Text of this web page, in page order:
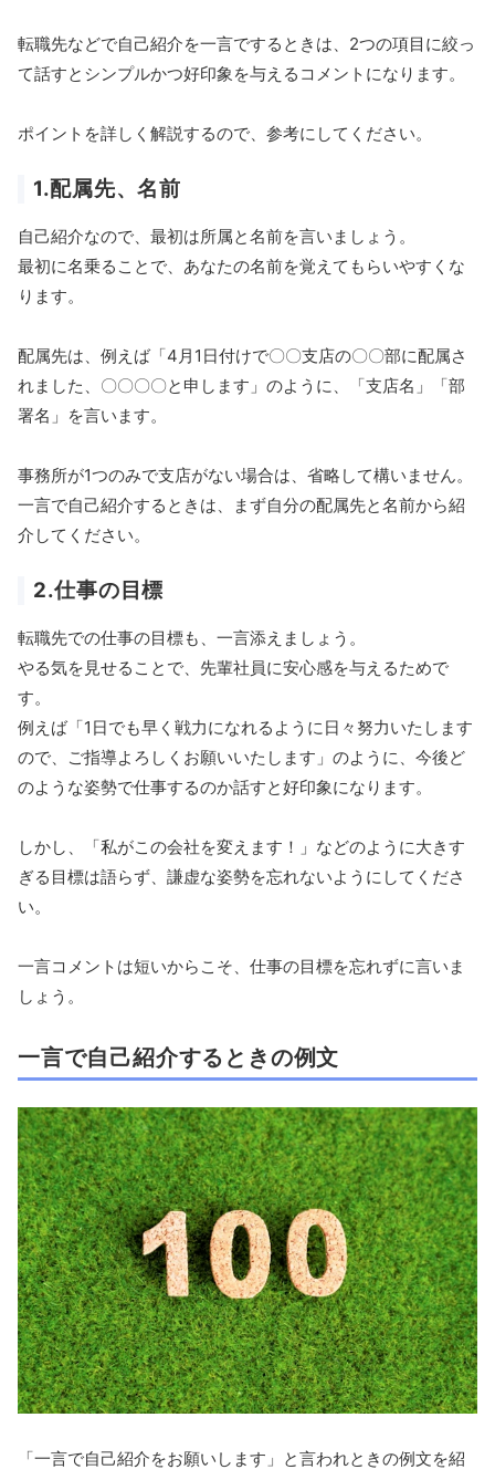
転職先などで自己紹介を一言でするときは、2つの項目に絞っ
て話すとシンプルかつ好印象を与えるコメントになります。
ポイントを詳しく解説するので、参考にしてください。
1.配属先、名前
自己紹介なので、最初は所属と名前を言いましょう。
最初に名乗ることで、あなたの名前を覚えてもらいやすくな
ります。
配属先は、例えば「4月1日付けで〇〇支店の〇〇部に配属さ
れました、〇〇〇〇と申します」のように、「支店名」「部
署名」を言います。
事務所が1つのみで支店がない場合は、省略して構いません。
一言で自己紹介するときは、まず自分の配属先と名前から紹
介してください。
2.仕事の目標
転職先での仕事の目標も、一言添えましょう。
やる気を見せることで、先輩社員に安心感を与えるためで
す。
例えば「1日でも早く戦力になれるように日々努力いたします
ので、ご指導よろしくお願いいたします」のように、今後ど
のような姿勢で仕事するのか話すと好印象になります。
しかし、「私がこの会社を変えます！」などのように大きす
ぎる目標は語らず、謙虚な姿勢を忘れないようにしてくださ
い。
一言コメントは短いからこそ、仕事の目標を忘れずに言いま
しょう。
一言で自己紹介するときの例文
「一言で自己紹介をお願いします」と言われときの例文を紹